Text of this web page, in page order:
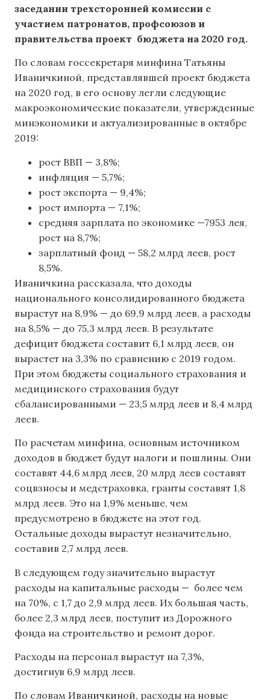
заседании трехсторонней комиссии с
участием патронатов, профсоюзов и
правительства проект бюджета на 2020 год.
По словам госсекретаря минфина Татьяны
Иваничкиной, представлявшей проект бюджета
на 2020 год, в его основу легли следующие
макроэкономические показатели, утвержденные
минэкономики и актуализированные в октябре
2019:
рост ВВП — 3,8%;
инфляция — 5,7%;
рост экспорта — 9,4%;
рост импорта — 7,1%;
средняя зарплата по экономике —7953 лея,
рост на 8,7%;
зарплатный фонд — 58,2 млрд леев, рост
8,5%.
Иваничкина рассказала, что доходы
национального консолидированного бюджета
вырастут на 8,9% — до 69,9 млрд леев, а расходы
на 8,5% — до 75,3 млрд леев. В результате
дефицит бюджета составит 6,1 млрд леев, он
вырастет на 3,3% по сравнению с 2019 годом.
При этом бюджеты социального страхования и
медицинского страхования будут
сбалансированными — 23,5 млрд леев и 8,4 млрд
леев.
По расчетам минфина, основным источником
доходов в бюджет будут налоги и пошлины. Они
составят 44,6 млрд леев, 20 млрд леев составят
соцвзносы и медстраховка, гранты составят 1,8
млрд леев. Это на 1,9% меньше, чем
предусмотрено в бюджете на этот год.
Остальные доходы вырастут незначительно,
составив 2,7 млрд леев.
В следующем году значительно вырастут
расходы на капитальные расходы — более чем
на 70%, с 1,7 до 2,9 млрд леев. Их большая часть,
более 2,3 млрд леев, поступит из Дорожного
фонда на строительство и ремонт дорог.
Расходы на персонал вырастут на 7,3%,
достигнув 6,9 млрд леев.
По словам Иваничкиной, расходы на новые